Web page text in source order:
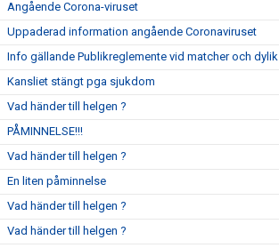
Angående Corona-viruset
Uppaderad information angående Coronaviruset
Info gällande Publikreglemente vid matcher och dylik
Kansliet stängt pga sjukdom
Vad händer till helgen ?
PÅMINNELSE!!!
Vad händer till helgen ?
En liten påminnelse
Vad händer till helgen ?
Vad händer till helgen ?